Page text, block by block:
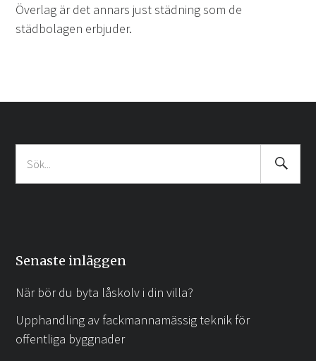
Överlag är det annars just städning som de
städbolagen erbjuder.
Sök
efter:
Search
Senaste inläggen
När bör du byta låskolv i din villa?
Upphandling av fackmannamässig teknik för
offentliga byggnader